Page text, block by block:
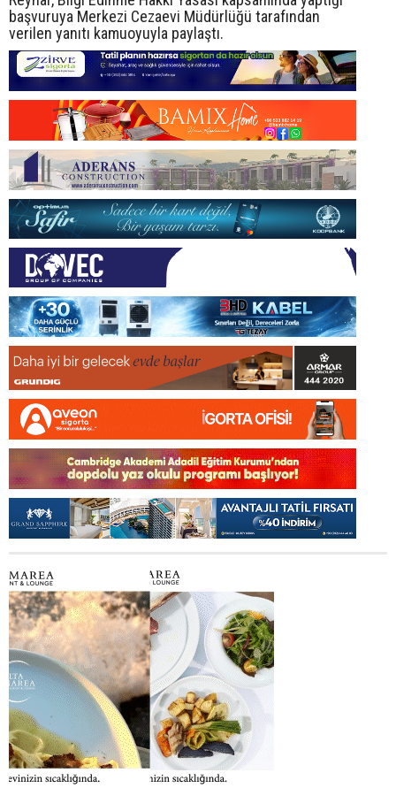
başvuruya Merkezi Cezaevi Müdürlüğü tarafından
verilen yanıtı kamuoyuyla paylaştı.